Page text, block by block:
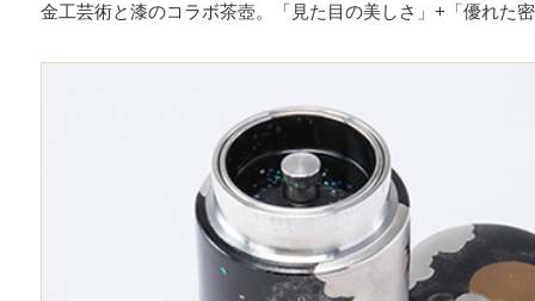
金工芸術と漆のコラボ茶壺。「見た目の美しさ」+「優れた